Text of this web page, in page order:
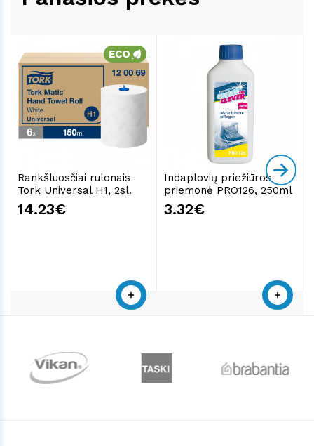
Rankšluosčiai rulonais
Tork Universal H1, 2sl.
14.23€
Indaplovių priežiūros
priemonė PRO126, 250ml
3.32€